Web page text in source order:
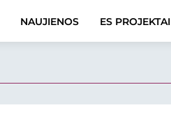
NAUJIENOS ES PROJEKTAI